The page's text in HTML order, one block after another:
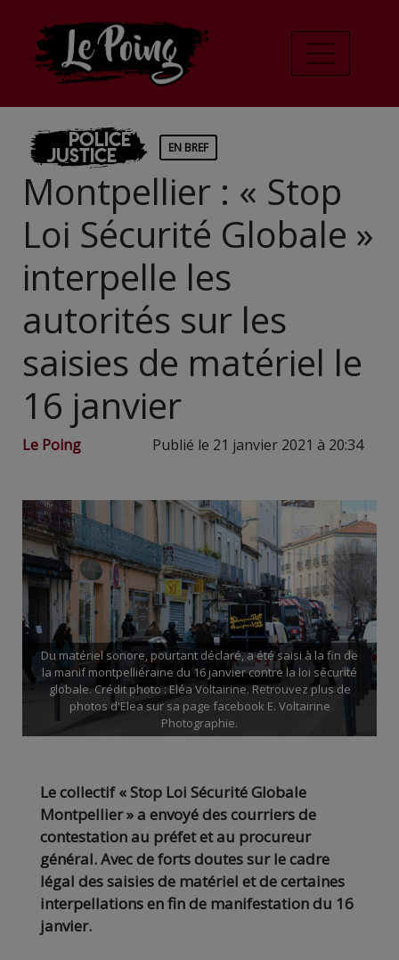
Police
Justice EN BREF
Montpellier : « Stop
Loi Sécurité Globale »
interpelle les
autorités sur les
saisies de matériel le
16 janvier
Le Poing Publié le 21 janvier 2021 à 20:34
Du matériel sonore, pourtant déclaré, a été saisi à la fin de
la manif montpelliéraine du 16 janvier contre la loi sécurité
globale. Crédit photo : Eléa Voltairine. Retrouvez plus de
photos d'Elea sur sa page facebook E. Voltairine
Photographie.
Le collectif « Stop Loi Sécurité Globale
Montpellier » a envoyé des courriers de
contestation au préfet et au procureur
général. Avec de forts doutes sur le cadre
légal des saisies de matériel et de certaines
interpellations en fin de manifestation du 16
janvier.